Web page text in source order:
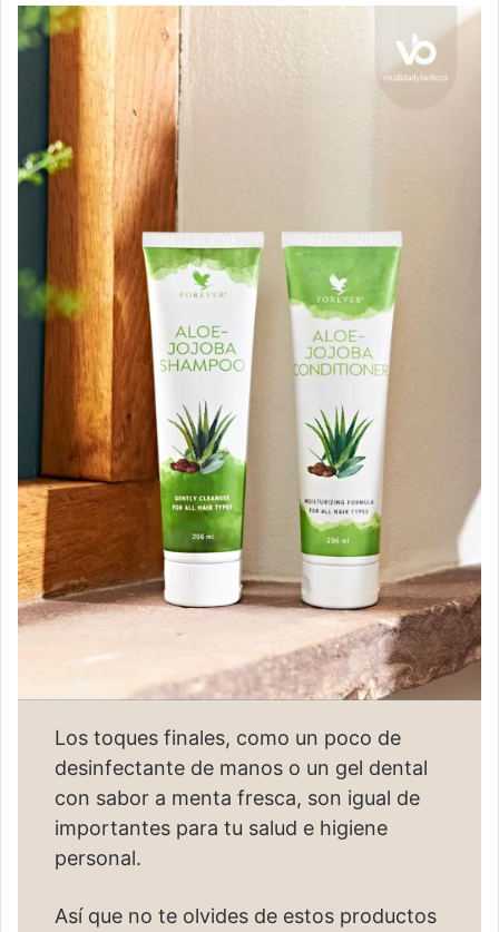
Los toques finales, como un poco de
desinfectante de manos o un gel dental
con sabor a menta fresca, son igual de
importantes para tu salud e higiene
personal.
Así que no te olvides de estos productos